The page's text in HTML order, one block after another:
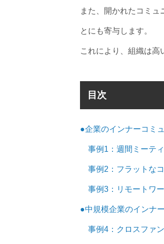
また、開かれたコミュ
とにも寄与します。
これにより、組織は高
目次
●企業のインナーコミ
事例1：週間ミーテ
事例2：フラットな
事例3：リモートワ
●中規模企業のインナ
事例4：クロスファ